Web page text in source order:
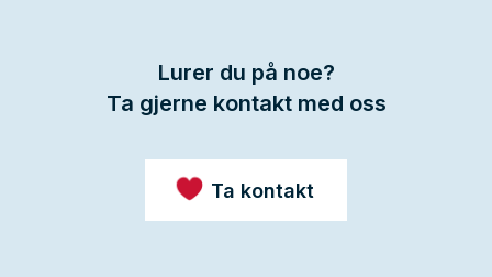
Lurer du på noe?
Ta gjerne kontakt med oss
Ta kontakt